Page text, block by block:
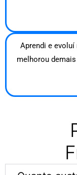
Aprendi e
melhorou